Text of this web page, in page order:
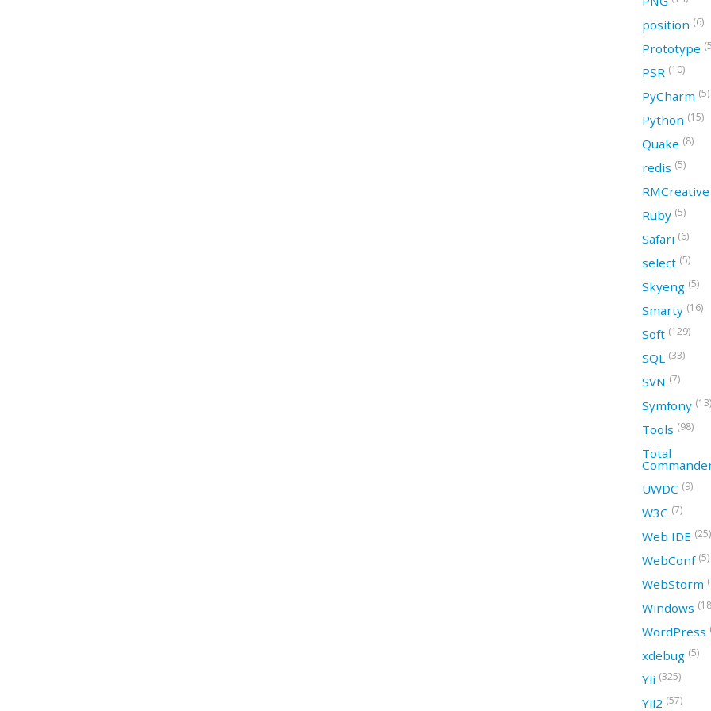
position (6)
Prototype
PSR (10)
PyCharm (5)
Python (15)
Quake (8)
redis (5)
RMCreative
Ruby (5)
Safari (6)
select (5)
Skyeng (5)
Smarty (16)
Soft (129)
SQL (33)
SVN (7)
Symfony (13)
Tools (98)
Total
UWDC (9)
W3C (7)
Web IDE (25)
WebConf (5)
WebStorm
Windows
WordPress
xdebug (5)
Yii (325)
Yii2 (57)